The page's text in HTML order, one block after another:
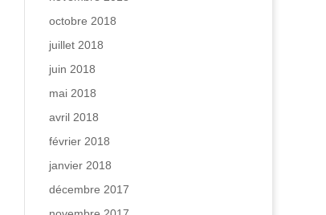
octobre 2018
juillet 2018
juin 2018
mai 2018
avril 2018
février 2018
janvier 2018
décembre 2017